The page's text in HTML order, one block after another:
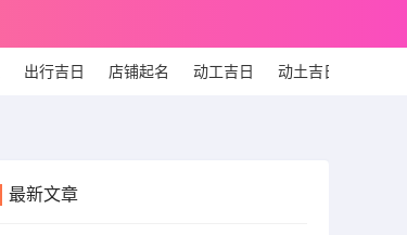
出行吉日 店铺起名 动工吉日 动土吉日
最新文章